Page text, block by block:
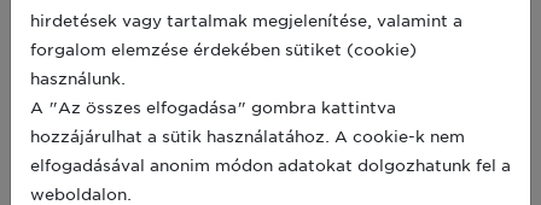
egy cikkel készült a romániai piacon történő
értékesítésről.
hirdetések vagy tartalmak megjelenítése, valamint a
forgalom elemzése érdekében sütiket (cookie)
használunk.
A "Az összes elfogadása" gombra kattintva
hozzájárulhat a sütik használatához. A cookie-k nem
elfogadásával anonim módon adatokat dolgozhatunk fel a
weboldalon.